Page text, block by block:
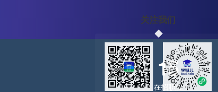
关注我们
15
在招职位